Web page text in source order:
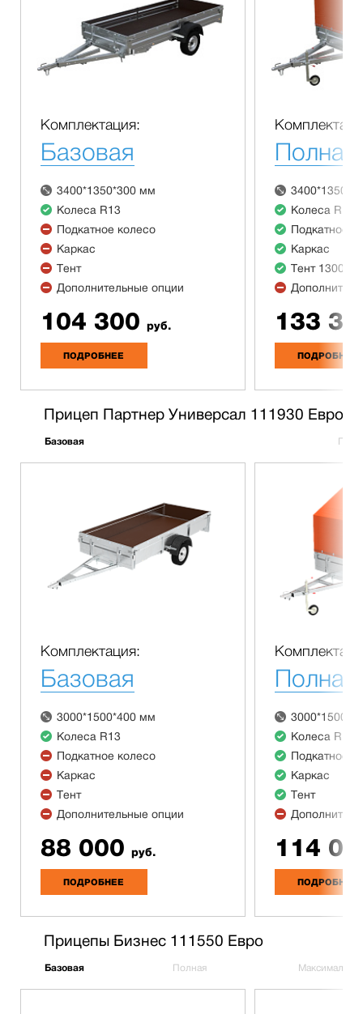
Комплектация:
Базовая
3400*1350*300 мм
Колеса R13
Подкатное колесо
Каркас
Тент
Дополнительные опции
104 300 руб.
ПОДРОБНЕЕ
Полная
Колеса R13
Подкатное
Каркас
Тент 1300 мм
133
ПОДРОБНЕЕ
Прицеп Партнер Универсал 111930 Евро
Базовая
Комплектация:
Базовая
3000*1500*400 мм
Колеса R13
Подкатное колесо
Каркас
Тент
Дополнительные опции
88 000 руб.
ПОДРОБНЕЕ
Полная
Колеса R13
Подкатное
Каркас
Тент
114
ПОДРОБНЕЕ
Прицепы Бизнес 111550 Евро
Базовая Полная Максимальная